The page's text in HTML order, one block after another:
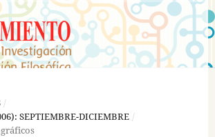
/
SEPTIEMBRE-DICIEMBRE /